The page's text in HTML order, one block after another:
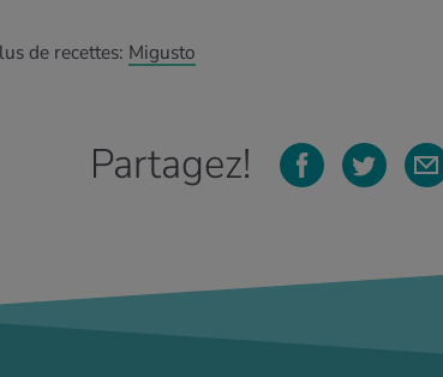
de recettes: Migusto
Partagez!